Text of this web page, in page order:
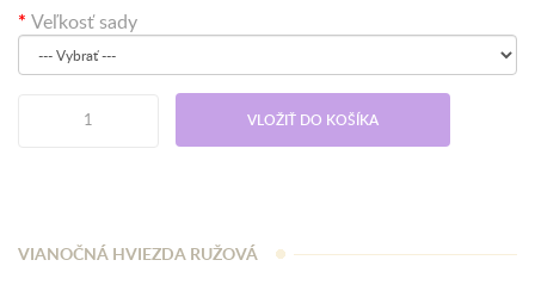
Veľkosť sady
VLOŽIŤ DO KOŠÍKA
VIANOČNÁ HVIEZDA RUŽOVÁ